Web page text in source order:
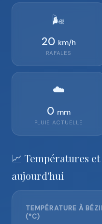
🌬️
20 km/h
RAFALES
☁️
0 mm
PLUIE ACTUELLE
📈 Températures
aujourd'hui
TEMPÉRATURE À
(°C)